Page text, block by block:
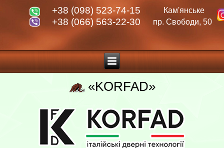
+38 (098) 523-74-15
+38 (066) 563-22-30
Кам'янське
пр. Свободи, 50
«KORFAD»